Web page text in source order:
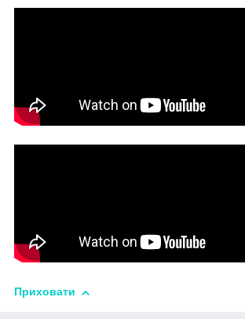
Приховати